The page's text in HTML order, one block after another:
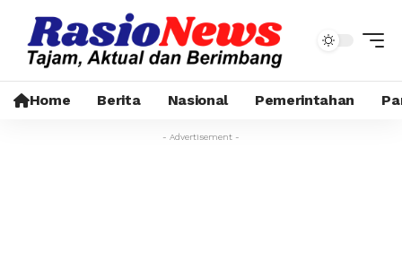
Home Berita Nasional Pemerintahan
- Advertisement -